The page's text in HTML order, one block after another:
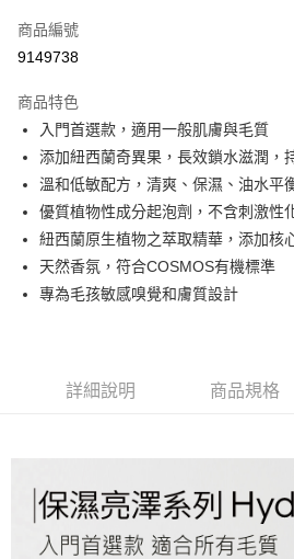
合作金庫商業銀行
上海商業儲蓄銀行
臺灣中小企業銀行
匯豐（台灣）商業銀行
華泰
聯邦商業銀行
遠東
元大商業銀行
永豐
玉山商業銀行
星展
台灣樂天信用卡公司
合作金庫商業銀行
上海商業儲蓄銀行
國泰世華商業銀行
兆豐
匯豐（台灣）商業銀行
華泰
聯邦商業銀行
遠東
元大商業銀行
永豐
玉山商業銀行
星展
台新國際商業銀行
中國
超商取貨付款
LINE Pay
Apple Pay
街口支付
悠遊付
運送方式
團購限定-7-11取貨付款
團購限定-宅配
每筆NT$80，滿NT$1,000(含以上)免運費
商品編號
9149738
商品特色
入門首選款，適用一般肌膚與毛質
添加紐西蘭奇異果，長效鎖水滋潤，
溫和低敏配方，清爽、保濕、油水平
優質植物性成分起泡劑，不含刺激性
紐西蘭原生植物之萃取精華，添加核
天然香氛，符合COSMOS有機標準
專為毛孩敏感嗅覺和膚質設計
詳細說明 商品規格